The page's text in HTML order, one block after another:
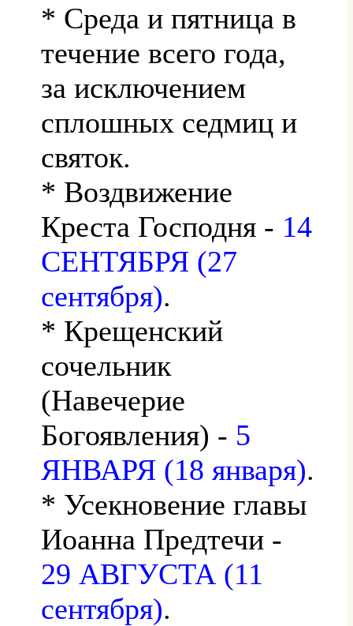
* Среда и пятница в
течение всего года,
за исключением
сплошных седмиц и
святок.
* Воздвижение
Креста Господня - 14
СЕНТЯБРЯ (27
сентября).
* Крещенский
сочельник
(Навечерие
Богоявления) - 5
ЯНВАРЯ (18 января).
* Усекновение главы
Иоанна Предтечи -
29 АВГУСТА (11
сентября).